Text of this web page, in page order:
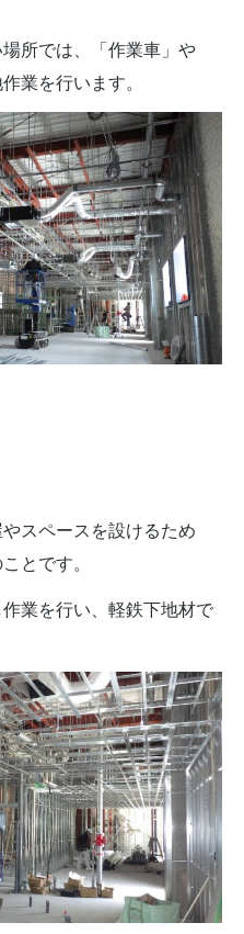
所では、「作業車」や
業を行います。
スペースを設けるため
とです。
業を行い、軽鉄下地材で